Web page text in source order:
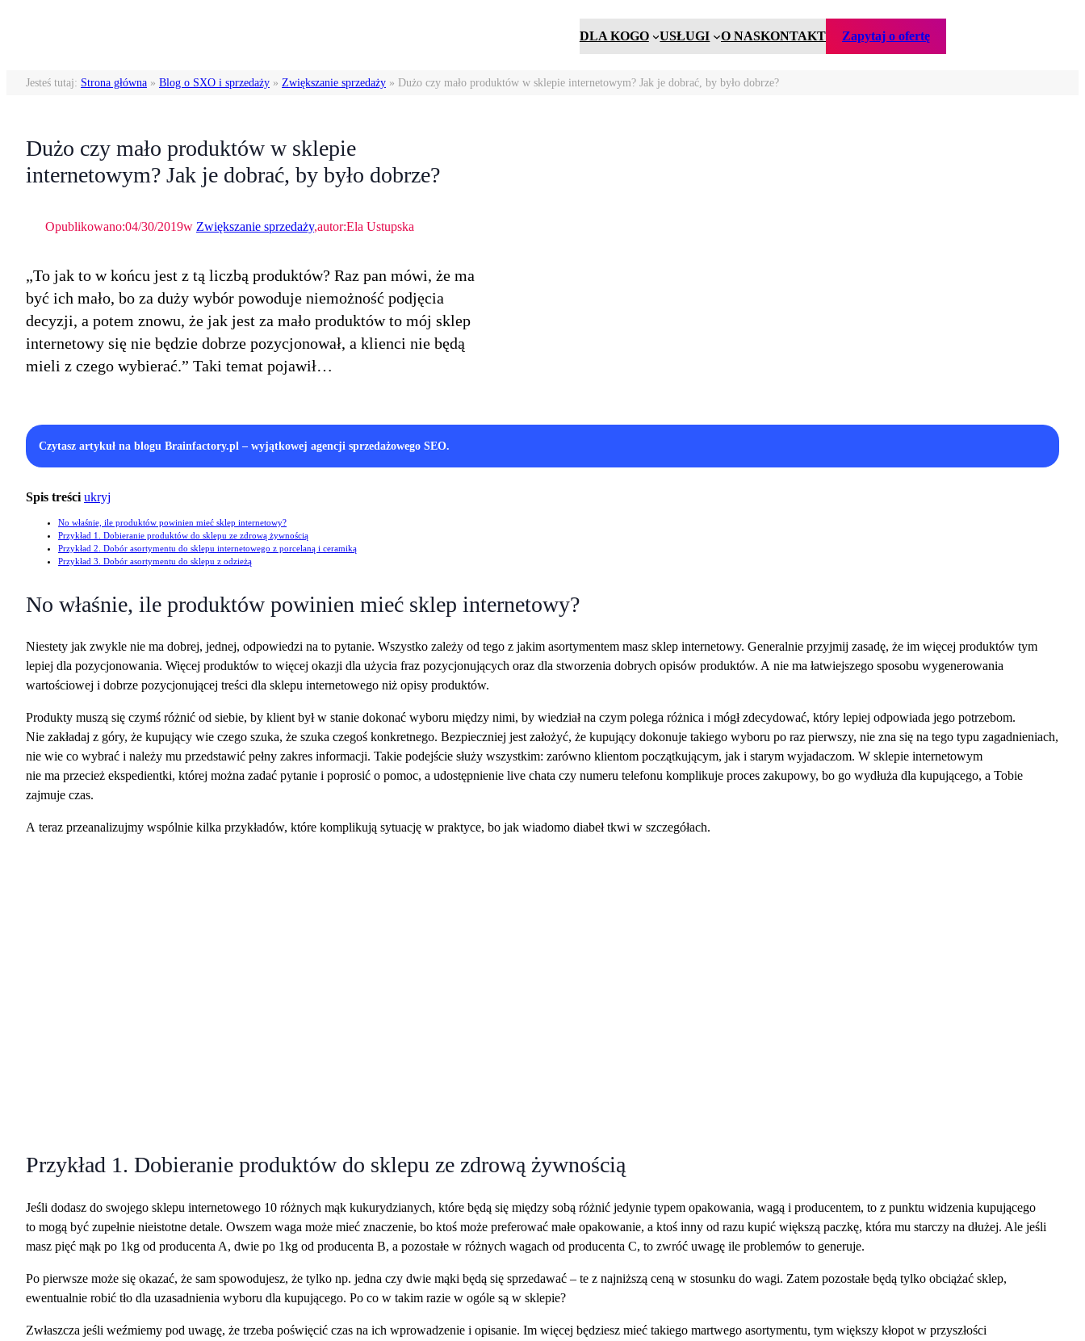
DLA KOGO USŁUGI O NASKONTAKT Zapytaj o ofertę
Jesteś tutaj: Strona główna » Blog o SXO i sprzedaży » Zwiększanie sprzedaży » Dużo czy mało produktów w sklepie internetowym? Jak je dobrać, by było dobrze?
Dużo czy mało produktów w sklepie
internetowym? Jak je dobrać, by było dobrze?
Opublikowano:04/30/2019w Zwiększanie sprzedaży,autor:Ela Ustupska
„To jak to w końcu jest z tą liczbą produktów? Raz pan mówi, że ma
być ich mało, bo za duży wybór powoduje niemożność podjęcia
decyzji, a potem znowu, że jak jest za mało produktów to mój sklep
internetowy się nie będzie dobrze pozycjonował, a klienci nie będą
mieli z czego wybierać.” Taki temat pojawił…
Czytasz artykuł na blogu Brainfactory.pl – wyjątkowej agencji sprzedażowego SEO.
Spis treści ukryj
No właśnie, ile produktów powinien mieć sklep internetowy?
Przykład 1. Dobieranie produktów do sklepu ze zdrową żywnością
Przykład 2. Dobór asortymentu do sklepu internetowego z porcelaną i ceramiką
Przykład 3. Dobór asortymentu do sklepu z odzieżą
No właśnie, ile produktów powinien mieć sklep internetowy?
Niestety jak zwykle nie ma dobrej, jednej, odpowiedzi na to pytanie. Wszystko zależy od tego z jakim asortymentem masz sklep internetowy. Generalnie przyjmij zasadę, że im więcej produktów tym
lepiej dla pozycjonowania. Więcej produktów to więcej okazji dla użycia fraz pozycjonujących oraz dla stworzenia dobrych opisów produktów. A nie ma łatwiejszego sposobu wygenerowania
wartościowej i dobrze pozycjonującej treści dla sklepu internetowego niż opisy produktów.
Produkty muszą się czymś różnić od siebie, by klient był w stanie dokonać wyboru między nimi, by wiedział na czym polega różnica i mógł zdecydować, który lepiej odpowiada jego potrzebom.
Nie zakładaj z góry, że kupujący wie czego szuka, że szuka czegoś konkretnego. Bezpieczniej jest założyć, że kupujący dokonuje takiego wyboru po raz pierwszy, nie zna się na tego typu zagadnieniach,
nie wie co wybrać i należy mu przedstawić pełny zakres informacji. Takie podejście służy wszystkim: zarówno klientom początkującym, jak i starym wyjadaczom. W sklepie internetowym
nie ma przecież ekspedientki, której można zadać pytanie i poprosić o pomoc, a udostępnienie live chata czy numeru telefonu komplikuje proces zakupowy, bo go wydłuża dla kupującego, a Tobie
zajmuje czas.
A teraz przeanalizujmy wspólnie kilka przykładów, które komplikują sytuację w praktyce, bo jak wiadomo diabeł tkwi w szczegółach.
Przykład 1. Dobieranie produktów do sklepu ze zdrową żywnością
Jeśli dodasz do swojego sklepu internetowego 10 różnych mąk kukurydzianych, które będą się między sobą różnić jedynie typem opakowania, wagą i producentem, to z punktu widzenia kupującego
to mogą być zupełnie nieistotne detale. Owszem waga może mieć znaczenie, bo ktoś może preferować małe opakowanie, a ktoś inny od razu kupić większą paczkę, która mu starczy na dłużej. Ale jeśli
masz pięć mąk po 1kg od producenta A, dwie po 1kg od producenta B, a pozostałe w różnych wagach od producenta C, to zwróć uwagę ile problemów to generuje.
Po pierwsze może się okazać, że sam spowodujesz, że tylko np. jedna czy dwie mąki będą się sprzedawać – te z najniższą ceną w stosunku do wagi. Zatem pozostałe będą tylko obciążać sklep,
ewentualnie robić tło dla uzasadnienia wyboru dla kupującego. Po co w takim razie w ogóle są w sklepie?
Zwłaszcza jeśli weźmiemy pod uwagę, że trzeba poświęcić czas na ich wprowadzenie i opisanie. Im więcej będziesz mieć takiego martwego asortymentu, tym większy kłopot w przyszłości